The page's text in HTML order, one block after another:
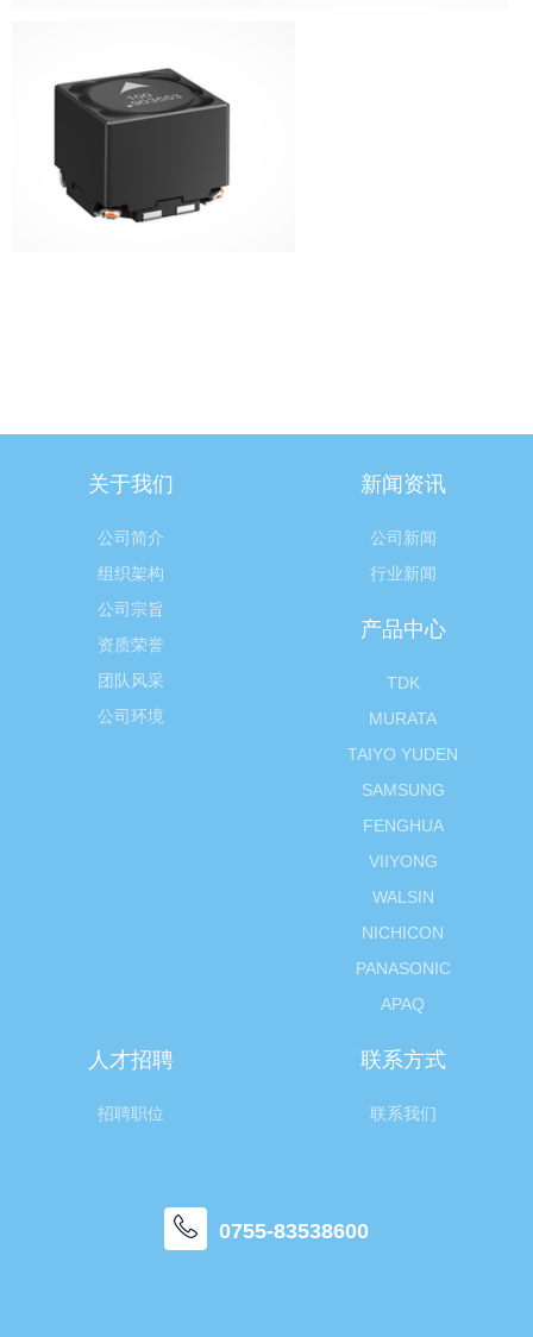
关于我们
公司简介
组织架构
公司宗旨
资质荣誉
团队风采
公司环境
新闻资讯
公司新闻
行业新闻
产品中心
TDK
MURATA
TAIYO YUDEN
SAMSUNG
FENGHUA
VIIYONG
WALSIN
NICHICON
PANASONIC
APAQ
人才招聘
招聘职位
联系方式
联系我们
0755-83538600